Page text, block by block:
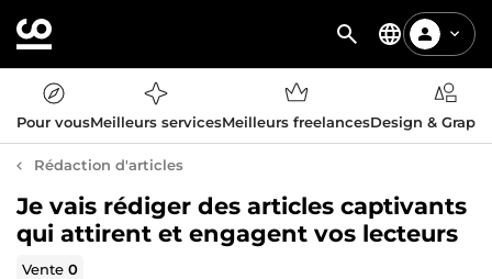
Pour vousMeilleurs servicesMeilleurs freelancesDesign &
Rédaction d'articles
Je vais rédiger des articles captivants
qui attirent et engagent vos lecteurs
Vente0